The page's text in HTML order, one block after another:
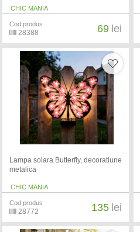
CHIC MANIA
Cod produs
28388 69 lei
Lampa solara Butterfly, decoratiune
metalica
CHIC MANIA
Cod produs
28772 135 lei